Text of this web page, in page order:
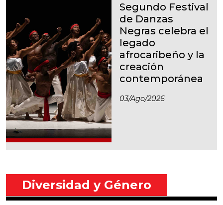
Segundo Festival
de Danzas
Negras celebra el
legado
afrocaribeño y la
creación
contemporánea
03/ago/2026
Diversidad y Género